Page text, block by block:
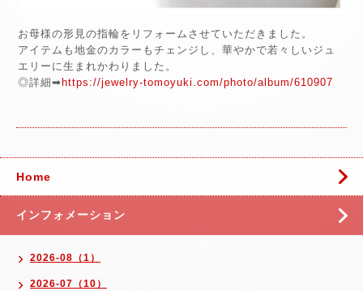
お母様の形見の指輪をリフォームさせていただきました。
アイテムも地金のカラーもチェンジし、華やかで若々しいジュ
エリーに生まれかわりました。
◎詳細➡ https://jewelry-tomoyuki.com/photo/album/610907
Home
インフォメーション
2026-08（1）
2026-07（10）